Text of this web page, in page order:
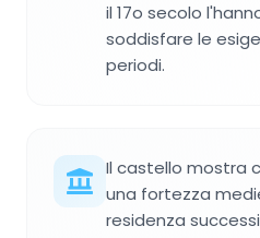
il 17o secolo
soddisfare le
periodi.
Il castello mostra
una fortezza
residenza